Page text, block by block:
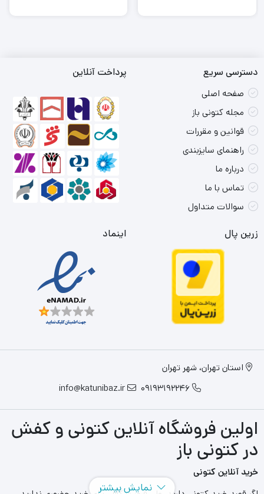
دسترسی سریع
صفحه اصلی
مجله کتونی باز
قوانین و مقررات
راهنمای سایزبندی
درباره ما
تماس با ما
سوالات متداول
پرداخت آنلاین
زرین پال اینماد
استان تهران، شهر تهران
09193192246
info@katunibaz.ir
اولین فروشگاه آنلاین کتونی و کفش
در کتونی باز
خرید آنلاین کتونی
نمایش بیشتر